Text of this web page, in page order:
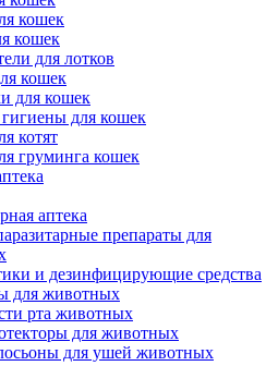
кошек
кошек
для лотков
кошек
для кошек
для кошек
котят
груминга кошек
аптека
препараты для
и дезинфицирующие средства
для животных
рта животных
для животных
для ушей животных